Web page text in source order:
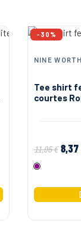
NINE
Tee shirt
courtes
11,95 € 8,37
Fushia
-30%